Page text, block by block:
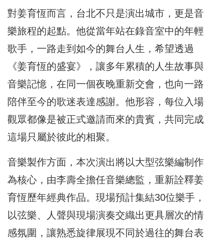
對姜育恆而言，台北不只是演出城市，更是音
樂旅程的起點。他從當年站在錄音室中的年輕
歌手，一路走到如今的舞台人生，希望透過
《姜育恆的盛宴》，讓多年累積的人生故事與
音樂記憶，在同一個夜晚重新交會，也向一路
陪伴至今的歌迷表達感謝。他形容，每位入場
觀眾都像是被正式邀請而來的貴賓，共同完成
這場只屬於彼此的相聚。
音樂製作方面，本次演出將以大型弦樂編制作
為核心，由李壽全擔任音樂總監，重新詮釋姜
育恆歷年經典作品。現場預計集結30位樂手，
以弦樂、人聲與現場演奏交織出更具層次的情
感氛圍，讓熟悉旋律展現不同於過往的舞台表